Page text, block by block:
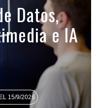
Datos,
e IA
15/9/2026